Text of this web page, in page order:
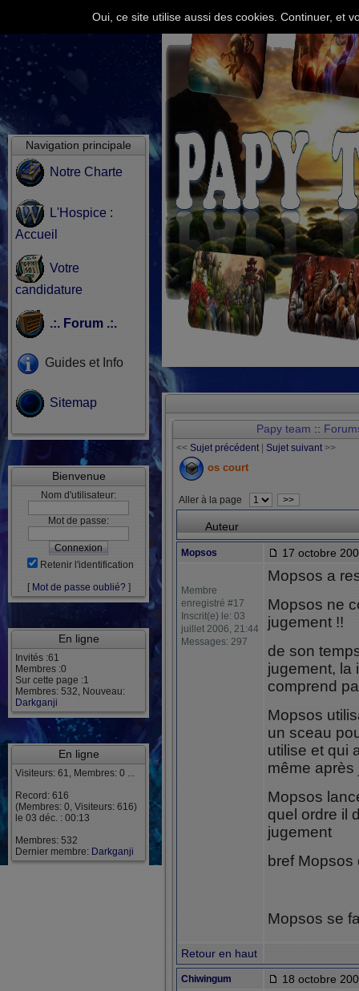
Navigation principale
Notre Charte
L'Hospice :
Accueil
Votre
candidature
.:. Forum .:.
Guides et Info
Sitemap
Bienvenue
Nom d'utilisateur:
Mot de passe:
Retenir l'identification
[ Mot de passe oublié? ]
En ligne
Invités :61
Membres :0
Sur cette page :1
Membres: 532, Nouveau:
Darkganji
En ligne
Visiteurs: 61, Membres: 0 ...
Record: 616
(Membres: 0, Visiteurs: 616)
le 03 déc. : 00:13
Membres: 532
Dernier membre: Darkganji
Papy team ::
<< Sujet précédent| Sujet suivant>>
os court
Aller à la page >>
Auteur
Mopsos 17 octobre
Membre
enregistré #17
Inscrit(e) le: 03
juillet 2006, 21:44
Messages: 297
Mopsos a
Mopsos ne
jugement !!
de son
jugement, la
comprend
Mopsos
un sceau
utilise et qui
même après
Mopsos
quel ordre il
jugement
bref Mopsos
Mopsos se
Retour en haut
Chiwingum 18 octobre
Oui, ce site utilise aussi des cookies. Continuer, et